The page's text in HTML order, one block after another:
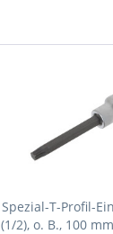
Spezial-T-Profil-
(1/2), o. B., 100